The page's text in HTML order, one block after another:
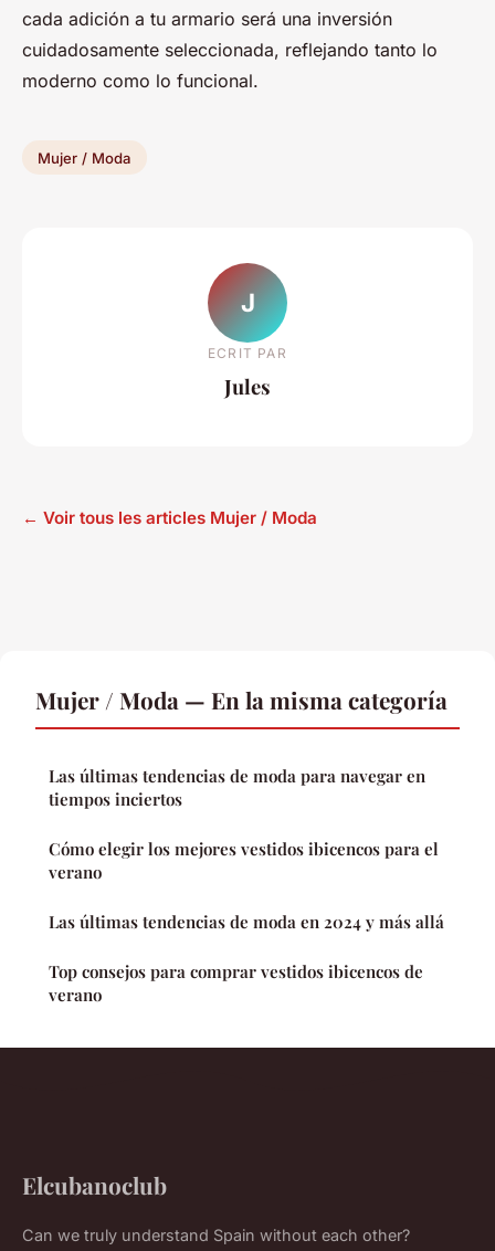
cada adición a tu armario será una inversión
cuidadosamente seleccionada, reflejando tanto lo
moderno como lo funcional.
Mujer / Moda
J
ECRIT PAR
Jules
← Voir tous les articles Mujer / Moda
Mujer / Moda — En la misma categoría
Las últimas tendencias de moda para navegar en
tiempos inciertos
Cómo elegir los mejores vestidos ibicencos para el
verano
Las últimas tendencias de moda en 2024 y más allá
Top consejos para comprar vestidos ibicencos de
verano
Elcubanoclub
Can we truly understand Spain without each other?